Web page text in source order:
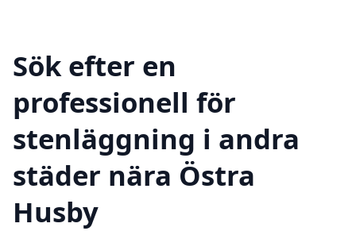
Sök efter en
professionell för
stenläggning i andra
städer nära Östra
Husby